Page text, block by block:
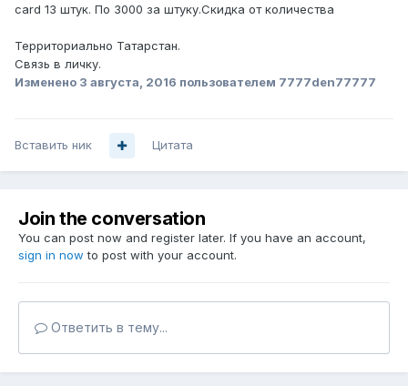
card 13 штук. По 3000 за штуку.Скидка от количества
Территориально Татарстан.
Связь в личку.
Изменено 3 августа, 2016 пользователем 7777den77777
Вставить ник Цитата
Join the conversation
You can post now and register later. If you have an account,
sign in now to post with your account.
Ответить в тему...